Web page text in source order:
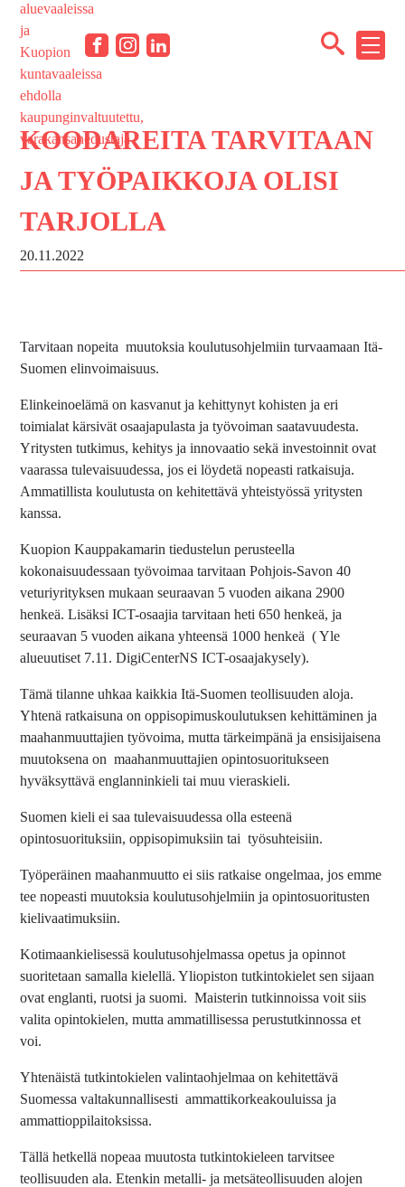
Siirry
sisältöön
KOODAREITA TARVITAAN
JA TYÖPAIKKOJA OLISI
TARJOLLA
20.11.2022
Tarvitaan nopeita muutoksia koulutusohjelmiin turvaamaan Itä-
Suomen elinvoimaisuus.
Elinkeinoelämä on kasvanut ja kehittynyt kohisten ja eri
toimialat kärsivät osaajapulasta ja työvoiman saatavuudesta.
Yritysten tutkimus, kehitys ja innovaatio sekä investoinnit ovat
vaarassa tulevaisuudessa, jos ei löydetä nopeasti ratkaisuja.
Ammatillista koulutusta on kehitettävä yhteistyössä yritysten
kanssa.
Kuopion Kauppakamarin tiedustelun perusteella
kokonaisuudessaan työvoimaa tarvitaan Pohjois-Savon 40
veturiyrityksen mukaan seuraavan 5 vuoden aikana 2900
henkeä. Lisäksi ICT-osaajia tarvitaan heti 650 henkeä, ja
seuraavan 5 vuoden aikana yhteensä 1000 henkeä ( Yle
alueuutiset 7.11. DigiCenterNS ICT-osaajakysely).
Tämä tilanne uhkaa kaikkia Itä-Suomen teollisuuden aloja.
Yhtenä ratkaisuna on oppisopimuskoulutuksen kehittäminen ja
maahanmuuttajien työvoima, mutta tärkeimpänä ja ensisijaisena
muutoksena on maahanmuuttajien opintosuoritukseen
hyväksyttävä englanninkieli tai muu vieraskieli.
Suomen kieli ei saa tulevaisuudessa olla esteenä
opintosuorituksiin, oppisopimuksiin tai työsuhteisiin.
Työperäinen maahanmuutto ei siis ratkaise ongelmaa, jos emme
tee nopeasti muutoksia koulutusohjelmiin ja opintosuoritusten
kielivaatimuksiin.
Kotimaankielisessä koulutusohjelmassa opetus ja opinnot
suoritetaan samalla kielellä. Yliopiston tutkintokielet sen sijaan
ovat englanti, ruotsi ja suomi. Maisterin tutkinnoissa voit siis
valita opintokielen, mutta ammatillisessa perustutkinnossa et
voi.
Yhtenäistä tutkintokielen valintaohjelmaa on kehitettävä
Suomessa valtakunnallisesti ammattikorkeakouluissa ja
ammattioppilaitoksissa.
Tällä hetkellä nopeaa muutosta tutkintokieleen tarvitsee
teollisuuden ala. Etenkin metalli- ja metsäteollisuuden alojen